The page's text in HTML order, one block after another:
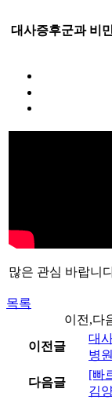
대사증후군과 비
많은 관심 바랍니
목록
이전,다
이전글
대
병
다음글
[빠
김